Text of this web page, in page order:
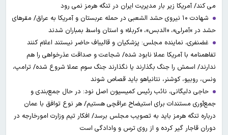
می کند/ آمریکا زیر بار مدیریت ایران در تنگه هرمز نمی رود
شهادت ۱۰ نیروی حشد الشعبی در حمله عربستان و آمریکا به عراق/ مقرهای
حشد در »آمرلی»، «الدبس»، «کربلا« و استان واسط بمباران شدند
غضنفری، نماینده مجلس: پزشکیان و قالیباف حاضر نیستند اعلام کنند
تفاهمنامه با آمریکا عملا نابود شده/ شجاعت و صداقت عذرخواهی را هم
ندارند/ اسمش را جنگ بگذارند یا نگذارند جنگ سوم عملا شروع شده/ ترامپ،
ونس، روبیو، کوشنر، نتانیاهو باید قصاص شوند
حاجی دلیگانی، نائب رئیس کمیسیون اصل نود: در حال جمع‌بندی و
جمع‌آوری مستندات برای استیضاح عراقچی هستیم/ هر نوع توافق با عمان
درباره تنگه هرمز باید به تصویب مجلس برسد/ افکار تیم وزارت امورخارجه در
دوران قاجار گیر کرده و از روی ترس و وادادگی است